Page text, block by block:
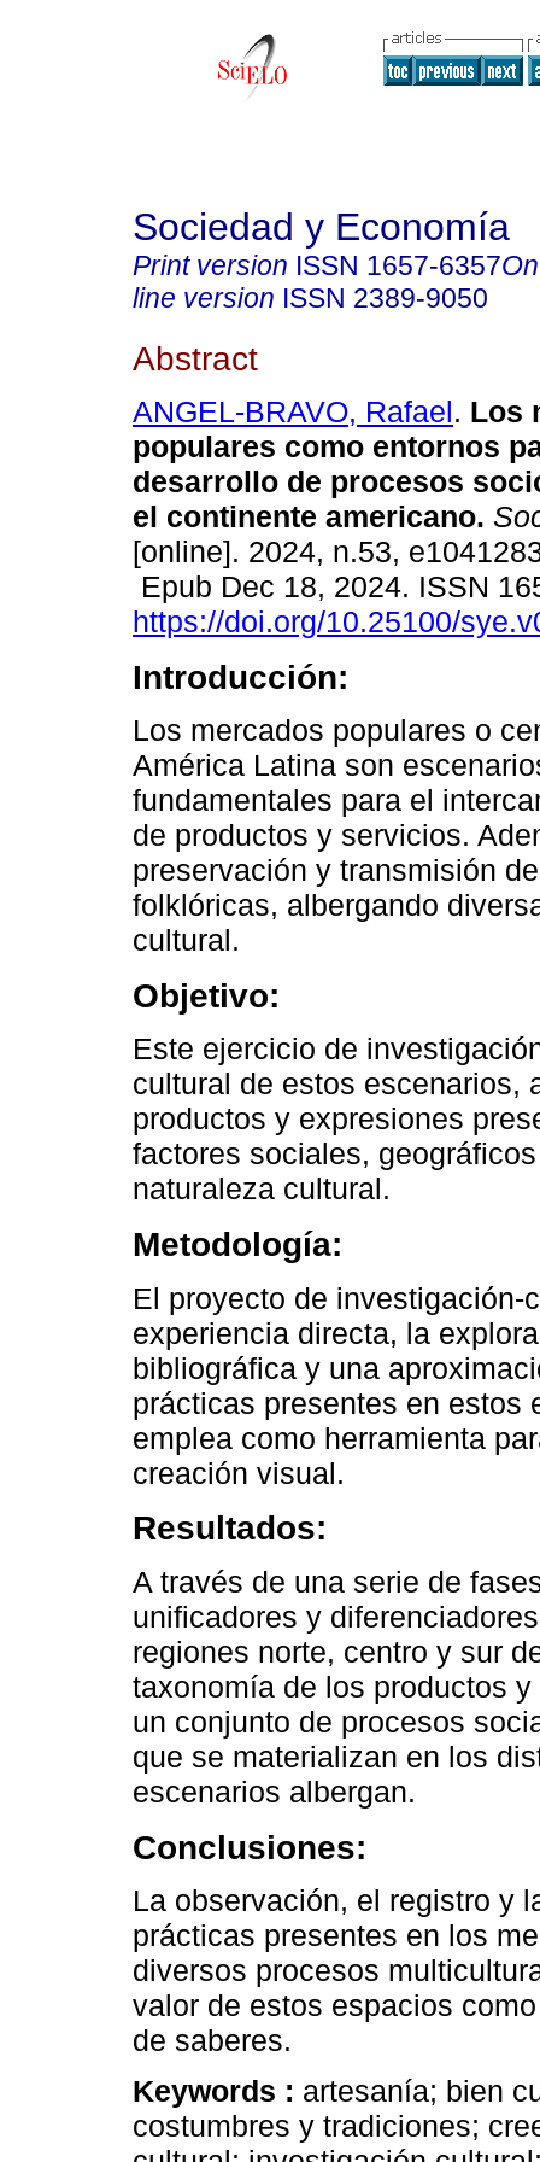
Sociedad y Economía
Print version ISSN 1657-6357
line version ISSN 2389-9050
Abstract
ANGEL-BRAVO, Rafael. Los
populares como entornos
desarrollo de procesos
el continente americano.
[online]. 2024, n.53,
Epub Dec 18, 2024. ISSN
https://doi.org/10.25100/
Introducción:
Los mercados populares o
América Latina son
fundamentales para el
de productos y servicios.
preservación y transmisión
folklóricas, albergando
cultural.
Objetivo:
Este ejercicio de
cultural de estos escenarios,
productos y expresiones
factores sociales,
naturaleza cultural.
Metodología:
El proyecto de
experiencia directa, la
bibliográfica y una
prácticas presentes en estos
emplea como herramienta
creación visual.
Resultados:
A través de una serie de
unificadores y
regiones norte, centro y sur
taxonomía de los productos
un conjunto de procesos
que se materializan en los
escenarios albergan.
Conclusiones:
La observación, el registro y
prácticas presentes en los
diversos procesos
valor de estos espacios
de saberes.
Keywords : artesanía; bien
costumbres y tradiciones;